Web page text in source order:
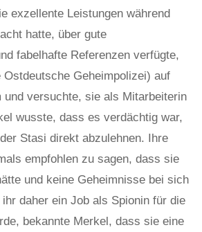
exzellente Leistungen während
hatte, über gute
fabelhafte Referenzen verfügte,
Geheimpolizei) auf
und versuchte, sie als Mitarbeiterin
wusste, dass es verdächtig war,
Stasi direkt abzulehnen. Ihre
empfohlen zu sagen, dass sie
und keine Geheimnisse bei sich
daher ein Job als Spionin für die
bekannte Merkel, dass sie eine